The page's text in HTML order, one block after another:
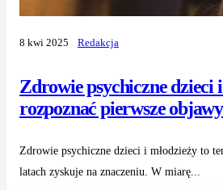
Zdrowie psychiczne dzieci
rozpoznać pierwsze
8 kwi 2025 Redakcja
Zdrowie psychiczne dzieci i młodzieży to
latach zyskuje na znaczeniu. W miarę...